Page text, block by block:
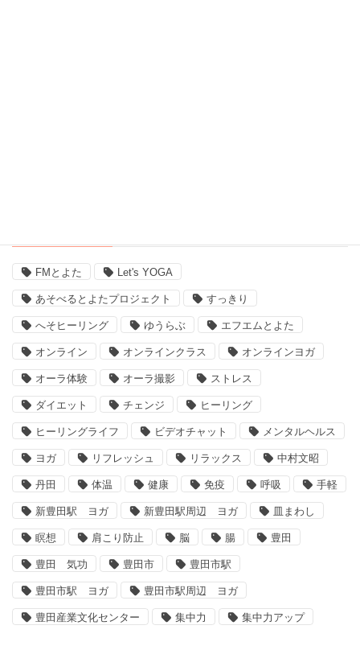
FMとよた Let's YOGA
あそべるとよたプロジェクト すっきり
へそヒーリング ゆうらぶ エフエムとよた
オンライン オンラインクラス オンラインヨガ
オーラ体験 オーラ撮影 ストレス
ダイエット チェンジ ヒーリング
ヒーリングライフ ビデオチャット メンタルヘルス
ヨガ リフレッシュ リラックス 中村文昭
丹田 体温 健康 免疫 呼吸 手軽
新豊田駅 ヨガ 新豊田駅周辺 ヨガ 皿まわし
瞑想 肩こり防止 脳 腸 豊田
豊田 気功 豊田市 豊田市駅
豊田市駅 ヨガ 豊田市駅周辺 ヨガ
豊田産業文化センター 集中力 集中力アップ